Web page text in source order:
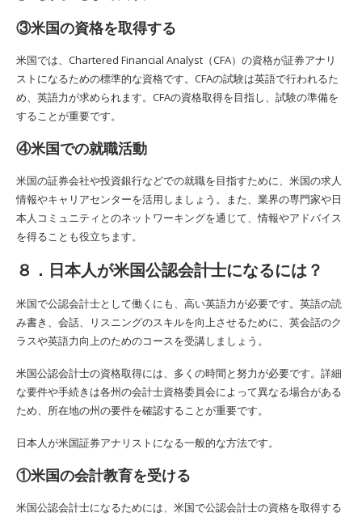
③米国の資格を取得する
米国では、Chartered Financial Analyst（CFA）の資格が証券アナリ
ストになるための標準的な資格です。CFAの試験は英語で行われるた
め、英語力が求められます。CFAの資格取得を目指し、試験の準備を
することが重要です。
④米国での就職活動
米国の証券会社や投資銀行などでの就職を目指すために、米国の求人
情報やキャリアセンターを活用しましょう。また、業界の専門家や日
本人コミュニティとのネットワーキングを通じて、情報やアドバイス
を得ることも役立ちます。
８．日本人が米国公認会計士になるには？
米国で公認会計士として働くにも、高い英語力が必要です。英語の読
み書き、会話、リスニングのスキルを向上させるために、英会話のク
ラスや英語力向上のためのコースを受講しましょう。
米国公認会計士の資格取得には、多くの時間と努力が必要です。詳細
な要件や手続きは各州の会計士資格委員会によって異なる場合がある
ため、所在地の州の要件を確認することが重要です。
日本人が米国証券アナリストになる一般的な方法です。
①米国の会計教育を受ける
米国公認会計士になるためには、米国で公認会計士の資格を取得する